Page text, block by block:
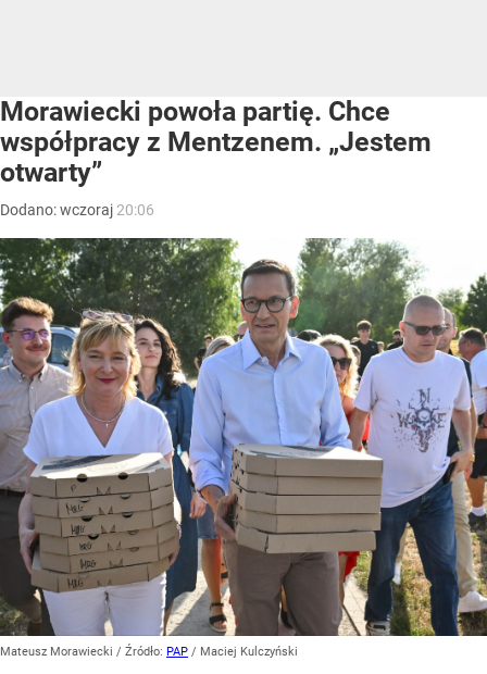
Morawiecki powoła partię. Chce
współpracy z Mentzenem. „Jestem
otwarty”
Dodano:wczoraj 20:06
Mateusz Morawiecki / Źródło: PAP / Maciej Kulczyński